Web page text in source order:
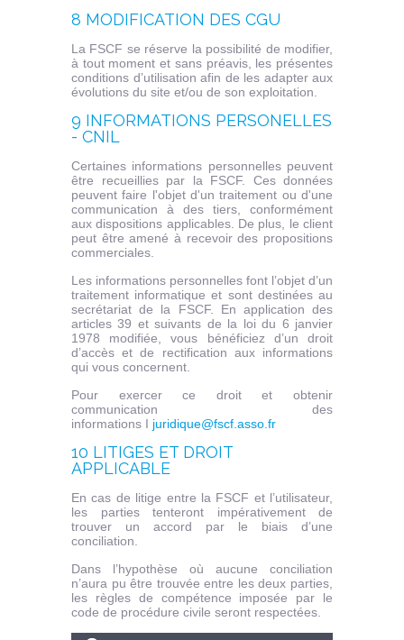
8 MODIFICATION DES CGU
La FSCF se réserve la possibilité de modifier,
à tout moment et sans préavis, les présentes
conditions d’utilisation afin de les adapter aux
évolutions du site et/ou de son exploitation.
9 INFORMATIONS PERSONELLES
- CNIL
Certaines informations personnelles peuvent
être recueillies par la FSCF. Ces données
peuvent faire l'objet d'un traitement ou d'une
communication à des tiers, conformément
aux dispositions applicables. De plus, le client
peut être amené à recevoir des propositions
commerciales.
Les informations personnelles font l’objet d’un
traitement informatique et sont destinées au
secrétariat de la FSCF. En application des
articles 39 et suivants de la loi du 6 janvier
1978 modifiée, vous bénéficiez d’un droit
d’accès et de rectification aux informations
qui vous concernent.
Pour exercer ce droit et obtenir
communication des
informations I juridique@fscf.asso.fr
10 LITIGES ET DROIT
APPLICABLE
En cas de litige entre la FSCF et l’utilisateur,
les parties tenteront impérativement de
trouver un accord par le biais d’une
conciliation.
Dans l’hypothèse où aucune conciliation
n’aura pu être trouvée entre les deux parties,
les règles de compétence imposée par le
code de procédure civile seront respectées.